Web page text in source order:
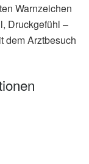
Warnzeichen
Druckgefühl –
dem Arztbesuch